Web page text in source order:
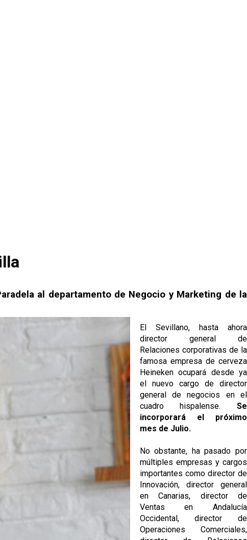
al departamento de Negocio y Marketing de la
El Sevillano, hasta ahora
director general de
Relaciones corporativas de la
famosa empresa de cerveza
Heineken ocupará desde ya
el nuevo cargo de director
general de negocios en el
cuadro hispalense. Se
incorporará el próximo
mes de Julio.
No obstante, ha pasado por
múltiples empresas y cargos
importantes como director de
Innovación, director general
en Canarias, director de
Ventas en Andalucía
Occidental, director de
Operaciones Comerciales,